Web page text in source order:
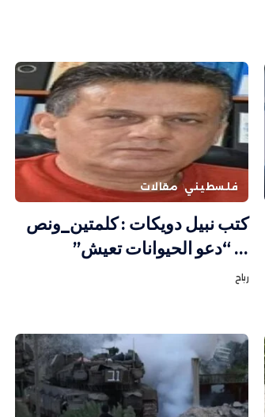
فلسطيني مقالات
كتب نبيل دويكات : كلمتين_ونص
… “دعو الحيوانات تعيش”
رباح